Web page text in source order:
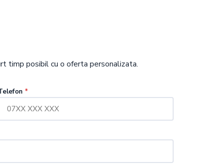
timp posibil cu o oferta personalizata.
*